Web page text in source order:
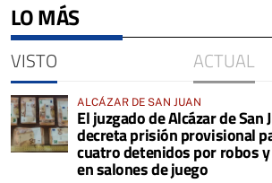
LO MÁS
VISTO ACTUAL
ALCÁZAR DE SAN JUAN
El juzgado de Alcázar de San
decreta prisión provisional
cuatro detenidos por robos
en salones de juego